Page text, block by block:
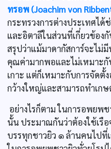
ทรอพ (Joachim von
กระทรวงการต่างประเทศได้
และอิตาลีในส่วนที่เกี่ยวข้อง
สรุปว่าแม้มาดากัสการ์จะไม่
คุณค่ามากพอและไม่เหมาะ
เกาะ แต่ก็เหมาะกับการจัด
กว้างใหญ่และสามารถทำเกษ
อย่างไรก็ตาม ในการอพยพช
นั้น ประมาณกันว่าต้องใช้เรื
บรรทุกชาวยิว ๑ ล้านคนไปที่